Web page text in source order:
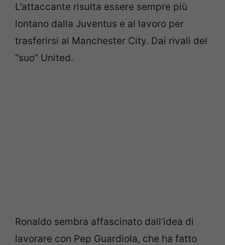
L’attaccante risulta essere sempre più
lontano dalla Juventus e al lavoro per
trasferirsi al Manchester City. Dai rivali del
“suo” United.
Ronaldo sembra affascinato dall’idea di
lavorare con Pep Guardiola, che ha fatto